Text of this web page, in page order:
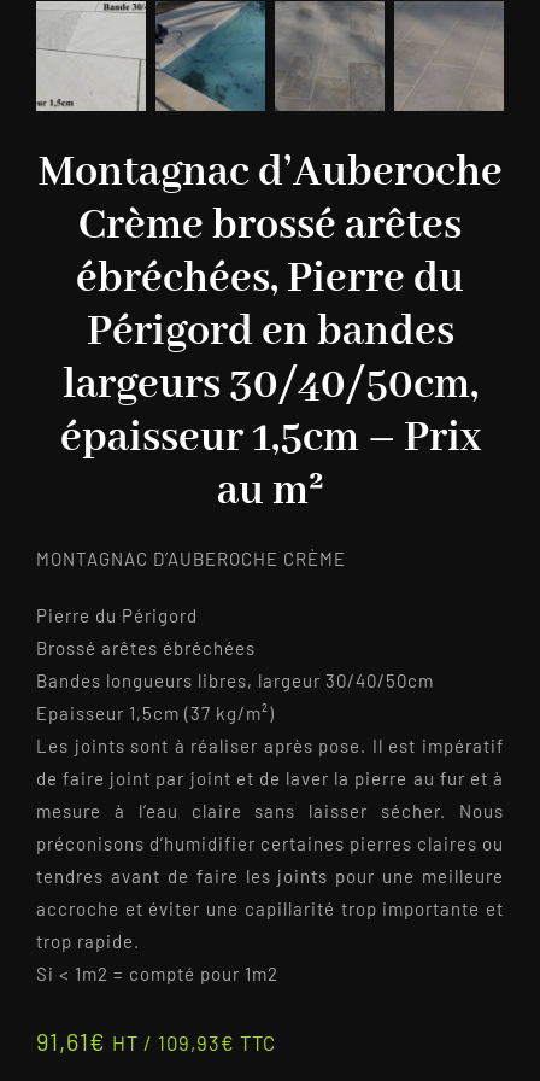
Montagnac d’Auberoche
Crème brossé arêtes
ébréchées, Pierre du
Périgord en bandes
largeurs 30/40/50cm,
épaisseur 1,5cm – Prix
au m²
MONTAGNAC D’AUBEROCHE CRÈME
Pierre du Périgord
Brossé arêtes ébréchées
Bandes longueurs libres, largeur 30/40/50cm
Epaisseur 1,5cm (37 kg/m²)
Les joints sont à réaliser après pose. Il est impératif
de faire joint par joint et de laver la pierre au fur et à
mesure à l’eau claire sans laisser sécher. Nous
préconisons d’humidifier certaines pierres claires ou
tendres avant de faire les joints pour une meilleure
accroche et éviter une capillarité trop importante et
trop rapide.
Si < 1m2 = compté pour 1m2
91,61€ HT / 109,93€ TTC